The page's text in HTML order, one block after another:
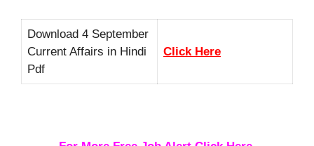
Download 4 September
Current Affairs in Hindi
Pdf
Click Here